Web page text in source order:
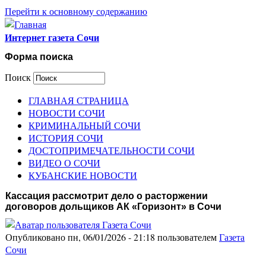
Перейти к основному содержанию
Интернет газета Сочи
Форма поиска
Поиск
ГЛАВНАЯ СТРАНИЦА
НОВОСТИ СОЧИ
КРИМИНАЛЬНЫЙ СОЧИ
ИСТОРИЯ СОЧИ
ДОСТОПРИМЕЧАТЕЛЬНОСТИ СОЧИ
ВИДЕО О СОЧИ
КУБАНСКИЕ НОВОСТИ
Кассация рассмотрит дело о расторжении
договоров дольщиков АК «Горизонт» в Сочи
Опубликовано пн, 06/01/2026 - 21:18 пользователемГазета
Сочи